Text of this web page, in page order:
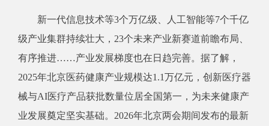
新一代信息技术等3个万亿级、人工智能等7个千亿
级产业集群持续壮大，23个未来产业新赛道前瞻布局、
有序推进……产业发展梯度也在日趋完善。据了解，
2025年北京医药健康产业规模达1.1万亿元，创新医疗器
械与AI医疗产品获批数量位居全国第一，为未来健康产
业发展奠定坚实基础。2026年北京两会期间发布的最新